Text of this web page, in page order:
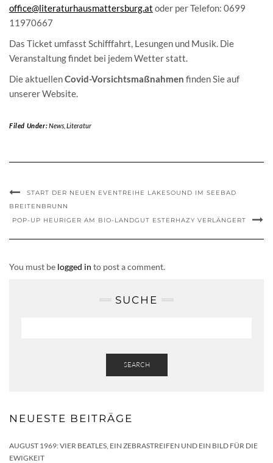
office@literaturhausmattersburg.at oder per Telefon: 0699
11970667
Das Ticket umfasst Schifffahrt, Lesungen und Musik. Die
Veranstaltung findet bei jedem Wetter statt.
Die aktuellenCovid-Vorsichtsmaßnahmen finden Sie auf
unserer Website.
Filed Under:News, Literatur
START DER NEUEN EVENTREIHE LAKESOUND IM SEEBAD
BREITENBRUNN
POP-UP HEURIGER AM BIO-LANDGUT ESTERHAZY VERLÄNGERT
You must be logged in to post a comment.
SUCHE
SEARCH
NEUESTE BEITRÄGE
AUGUST 1969: VIER BEATLES, EIN ZEBRASTREIFEN UND EIN BILD FÜR DIE
EWIGKEIT